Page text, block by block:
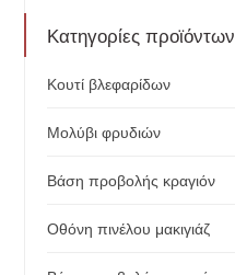
Κατηγορίες προϊόντων
Κουτί βλεφαρίδων
Μολύβι φρυδιών
Βάση προβολής κραγιόν
Οθόνη πινέλου μακιγιάζ